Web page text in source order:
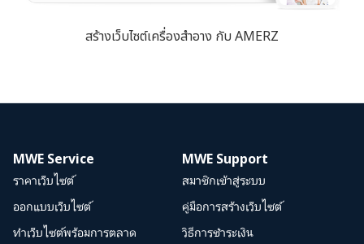
สร้างเว็บไซต์เครื่องสำอาง กับ AMERZ
MWE Service
ราคาเว็บไซต์
ออกแบบเว็บไซต์
ทำเว็บไซต์พร้อมการตลาด
MWE Support
สมาชิกเข้าสู่ระบบ
คู่มือการสร้างเว็บไซต์
วิธีการชำระเงิน